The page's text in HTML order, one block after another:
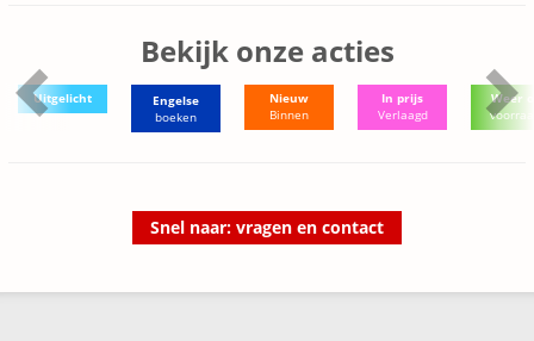
Bekijk onze acties
Uitgelicht
Engelse
boeken
Nieuw
Binnen
In prijs
Verlaagd
Weer
Snel naar: vragen en contact